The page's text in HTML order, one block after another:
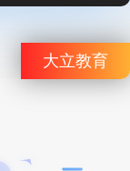
大立教育